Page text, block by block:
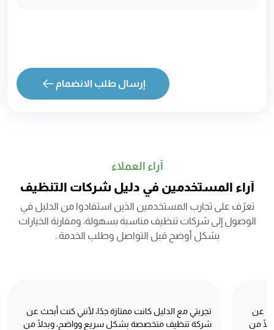
إرسال طلب الانضمام
آراء العملاء
آراء المستخدمين في دليل شركات التنظيف
تعرّف على تجارب المستخدمين الذين استفادوا من الدليل في
الوصول إلى شركات تنظيف مناسبة بسهولة، ومقارنة الخيارات
بشكل أوضح قبل التواصل وطلب الخدمة..
عن
من
تجربتي مع الدليل كانت ممتازة جدًا، لأنني كنت أبحث عن
شركة تنظيف متخصصة بشكل سريع وواضح، وبدلًا من